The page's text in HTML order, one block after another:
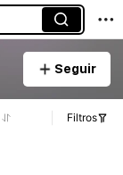
Seguir
Filtros